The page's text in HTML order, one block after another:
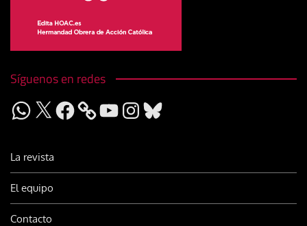
Síguenos en redes
WhatsApp
X Facebook YouTubeInstagram
Bluesky
La revista
El equipo
Contacto